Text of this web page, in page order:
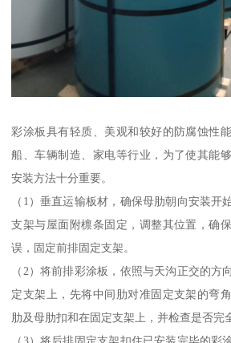
彩涂板具有轻质、美观和较好的防腐蚀性
船、车辆制造、家电等行业，为了使其能
安装方法十分重要。
（1）垂直运输板材，确保母肋朝向安装开
支架与屋面附檩条固定，调整其位置，确
误，固定前排固定支架。
（2）将前排彩涂板，依照与天沟正交的方
定支架上，先将中间肋对准固定支架的弯
肋及母肋扣和在固定支架上，并检查是否完